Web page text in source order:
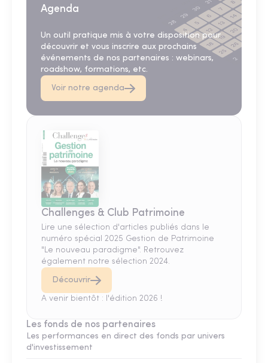
Agenda
Un outil pratique mis à votre disposition pour
découvrir et vous inscrire aux prochains
événements de nos partenaires : webinars,
roadshow, formations, etc.
Voir notre agenda
Challenges & Club Patrimoine
Lire une sélection d'articles publiés dans le
numéro spécial 2025 Gestion de Patrimoine
"Le nouveau paradigme". Retrouvez
également notre sélection 2024.
Découvrir
A venir bientôt : l'édition 2026 !
Les fonds de nos partenaires
Les performances en direct des fonds par univers
d'investissement